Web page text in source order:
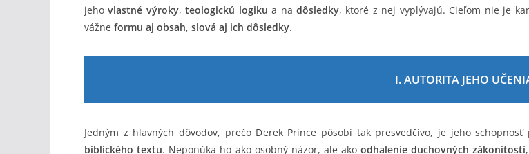
jehovlastné výroky,teologickú logiku a nadôsledky, ktoré z nej vyplývajú. Cieľom nie je
vážne formu aj obsah, slová aj ich dôsledky.
I. AUTORITA JEHO
Jedným z hlavných dôvodov, prečo Derek Prince pôsobí tak presvedčivo, je jeho
biblického textu. Neponúka ho ako osobný názor, ale akoodhalenie duchovných zákonitostí